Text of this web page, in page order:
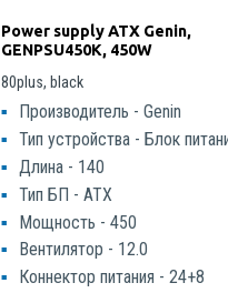
Power supply ATX Genin,
GENPSU450K, 450W
80plus, black
Производитель - Genin
Тип устройства - Блок
Длина - 140
Тип БП - ATX
Мощность - 450
Вентилятор - 12.0
Коннектор питания - 24+8